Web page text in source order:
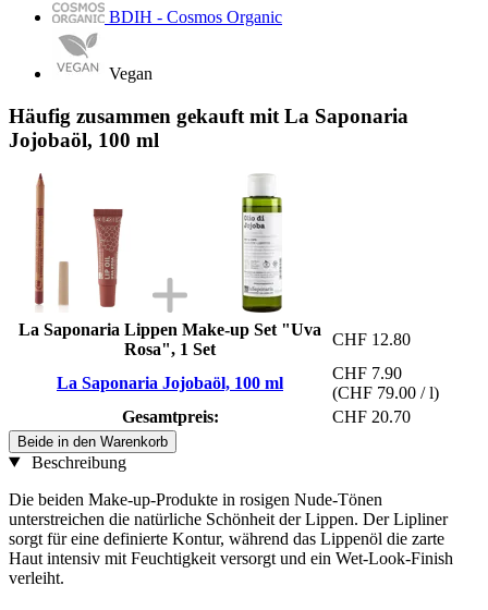
BDIH - Cosmos Organic
Vegan
Häufig zusammen gekauft mit La Saponaria
Jojobaöl, 100 ml
La Saponaria Lippen Make-up Set "Uva
Rosa", 1 Set
CHF 12.80
La Saponaria Jojobaöl, 100 ml
CHF 7.90
(CHF 79.00 / l)
Gesamtpreis:
CHF 20.70
Beide in den Warenkorb
Beschreibung
Die beiden Make-up-Produkte in rosigen Nude-Tönen
unterstreichen die natürliche Schönheit der Lippen. Der Lipliner
sorgt für eine definierte Kontur, während das Lippenöl die zarte
Haut intensiv mit Feuchtigkeit versorgt und ein Wet-Look-Finish
verleiht.